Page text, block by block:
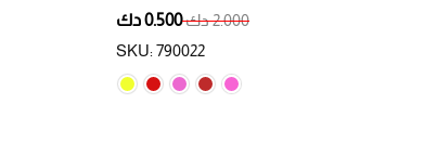
2.000 دك
0.500 دك
SKU: 790022